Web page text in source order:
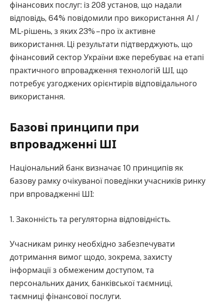
фінансових послуг: із 208 установ, що надали
відповідь, 64% повідомили про використання AI /
ML-рішень, з яких 23% – про їх активне
використання. Ці результати підтверджують, що
фінансовий сектор України вже перебуває на етапі
практичного впровадження технологій ШІ, що
потребує узгоджених орієнтирів відповідального
використання.
Базові принципи при
впровадженні ШІ
Національний банк визначає 10 принципів як
базову рамку очікуваної поведінки учасників ринку
при впровадженні ШІ:
1. Законність та регуляторна відповідність.
Учасникам ринку необхідно забезпечувати
дотримання вимог щодо, зокрема, захисту
інформації з обмеженим доступом, та
персональних даних, банківської таємниці,
таємниці фінансової послуги.